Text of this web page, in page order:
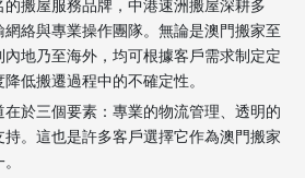
搬屋服務品牌，中港速洲搬屋深耕多
絡與專業操作團隊。無論是澳門搬家至
地乃至海外，均可根據客戶需求制定定
低搬遷過程中的不確定性。
於三個要素：專業的物流管理、透明的
。這也是許多客戶選擇它作為澳門搬家